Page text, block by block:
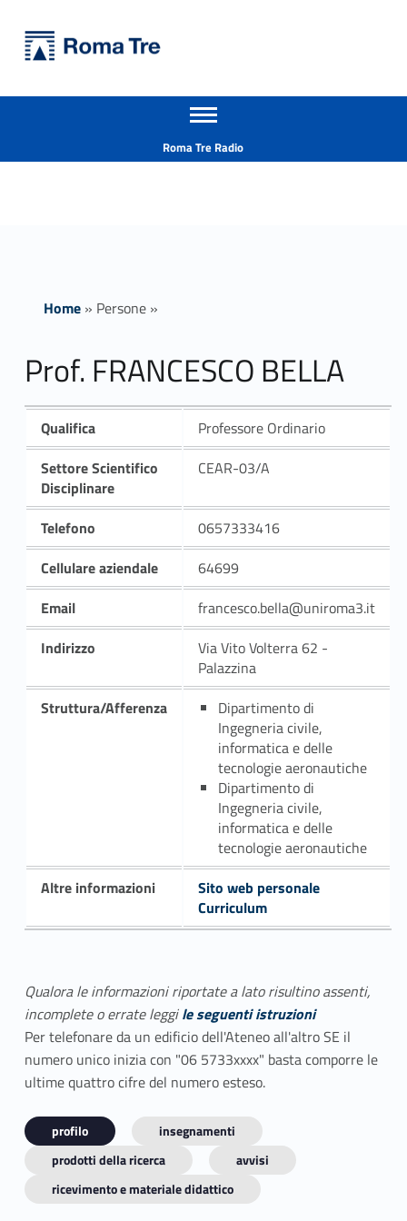
Prof. FRANCESCO BELLA - Università Roma Tre
Apri il menu secondario
Roma Tre Radio
Home» Persone»
Prof. FRANCESCO BELLA
Qualifica
Professore Ordinario
Settore Scientifico
Disciplinare
CEAR-03/A
Telefono
0657333416
Cellulare aziendale
64699
Email
francesco.bella@uniroma3.it
Indirizzo
Via Vito Volterra 62 -
Palazzina
Struttura/Afferenza
Dipartimento di
Ingegneria civile,
informatica e delle
tecnologie aeronautiche
Dipartimento di
Ingegneria civile,
informatica e delle
tecnologie aeronautiche
Altre informazioni
Sito web personale
Curriculum
Qualora le informazioni riportate a lato risultino assenti,
incomplete o errate leggile seguenti istruzioni
Per telefonare da un edificio dell'Ateneo all'altro SE il
numero unico inizia con "06 5733xxxx" basta comporre le
ultime quattro cifre del numero esteso.
profilo
insegnamenti
prodotti della ricerca
avvisi
ricevimento e materiale didattico